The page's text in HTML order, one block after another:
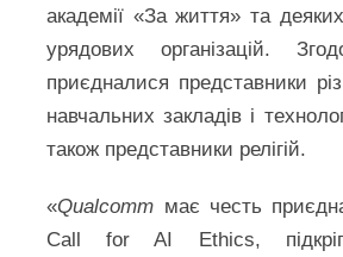
академії «За життя» та
урядових організацій.
приєдналися представники
навчальних закладів і
також представники релігій.
«Qualcomm має честь
Call for AI Ethics,